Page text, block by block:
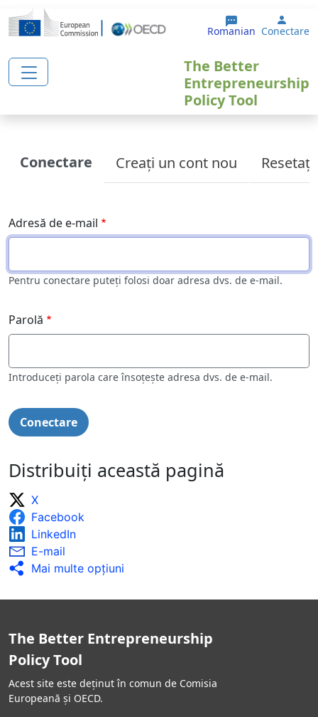
Sari la conținutul principal
Romanian User
Conectare
The Better
Entrepreneurship
Policy Tool
Primary tabs
Conectare Creați un cont nou
Adresă de e-mail
Pentru conectare puteți folosi doar adresa dvs. de e-mail.
Parolă
Introduceți parola care însoțește adresa dvs. de e-mail.
Distribuiți această pagină
X
Facebook
LinkedIn
E-mail
Mai multe opţiuni
The Better Entrepreneurship
Policy Tool
Acest site este deținut în comun de Comisia
Europeană și OECD.